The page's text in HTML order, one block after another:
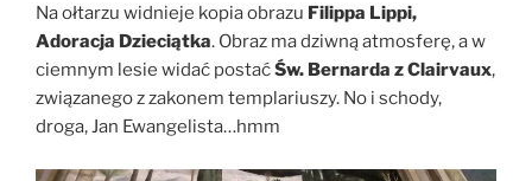
Na ołtarzu widnieje kopia obrazu Filippa Lippi,
Adoracja Dzieciątka. Obraz ma dziwną atmosferę, a w
ciemnym lesie widać postaćŚw. Bernarda z Clairvaux,
związanego z zakonem templariuszy. No i schody,
droga, Jan Ewangelista…hmm